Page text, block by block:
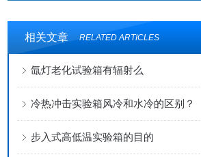
相关文章 RELATED ARTICLES
氙灯老化试验箱有辐射么
冷热冲击实验箱风冷和水冷的区别？
步入式高低温实验箱的目的